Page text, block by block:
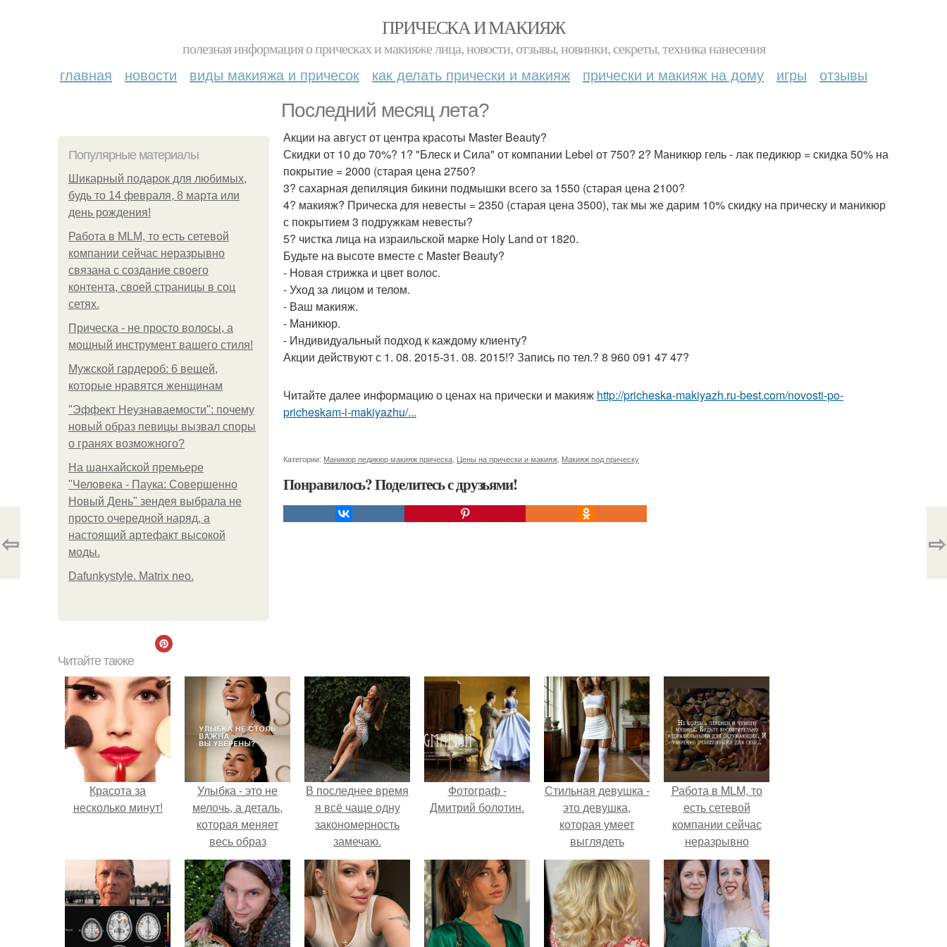
ПРИЧЕСКА И МАКИЯЖ
полезная информация о прическах и макияже лица, новости, отзывы, новинки, секреты, техника нанесения
главная новости виды макияжа и причесок как делать прически и макияж прически и макияж на дому игры отзывы
Последний месяц лета?
Популярные материалы
Шикарный подарок для любимых,
будь то 14 февраля, 8 марта или
день рождения!
Работа в MLM, то есть сетевой
компании сейчас неразрывно
связана с создание своего
контента, своей страницы в соц
сетях.
Прическа - не просто волосы, а
мощный инструмент вашего стиля!
Мужской гардероб: 6 вещей,
которые нравятся женщинам
"Эффект Неузнаваемости": почему
новый образ певицы вызвал споры
о гранях возможного?
На шанхайской премьере
"Человека - Паука: Совершенно
Новый День" зендея выбрала не
просто очередной наряд, а
настоящий артефакт высокой
моды.
Dafunkystyle. Matrix neo.
Акции на август от центра красоты Master Beauty?
Скидки от 10 до 70%? 1? "Блеск и Сила" от компании Lebel от 750? 2? Маникюр гель - лак педикюр = скидка 50% на
покрытие = 2000 (старая цена 2750?
3? сахарная депиляция бикини подмышки всего за 1550 (старая цена 2100?
4? макияж? Прическа для невесты = 2350 (старая цена 3500), так мы же дарим 10% скидку на прическу и маникюр
с покрытием 3 подружкам невесты?
5? чистка лица на израильской марке Holy Land от 1820.
Будьте на высоте вместе с Master Beauty?
- Новая стрижка и цвет волос.
- Уход за лицом и телом.
- Ваш макияж.
- Маникюр.
- Индивидуальный подход к каждому клиенту?
Акции действуют с 1. 08. 2015-31. 08. 2015!? Запись по тел.? 8 960 091 47 47?
Читайте далее информацию о ценах на прически и макияж http://pricheska-makiyazh.ru-best.com/novosti-po-
pricheskam-i-makiyazhu/...
Категории: Маникюр педикюр макияж прическа Цены на прически и макияж Макияж под прическу
Понравилось? Поделитесь с друзьями!
⇦ ⇨
Читайте также
Красота за
несколько минут!
Улыбка - это не
мелочь, а деталь,
которая меняет
весь образ
человека.
В последнее время
я всё чаще одну
закономерность
замечаю.
Фотограф -
Дмитрий болотин.
Стильная девушка -
это девушка,
которая умеет
выглядеть
привлекательно и
элегантно в любои
ситуации.
Работа в MLM, то
есть сетевой
компании сейчас
неразрывно
связана с создание
своего контента,
своей страницы в
соц сетях.